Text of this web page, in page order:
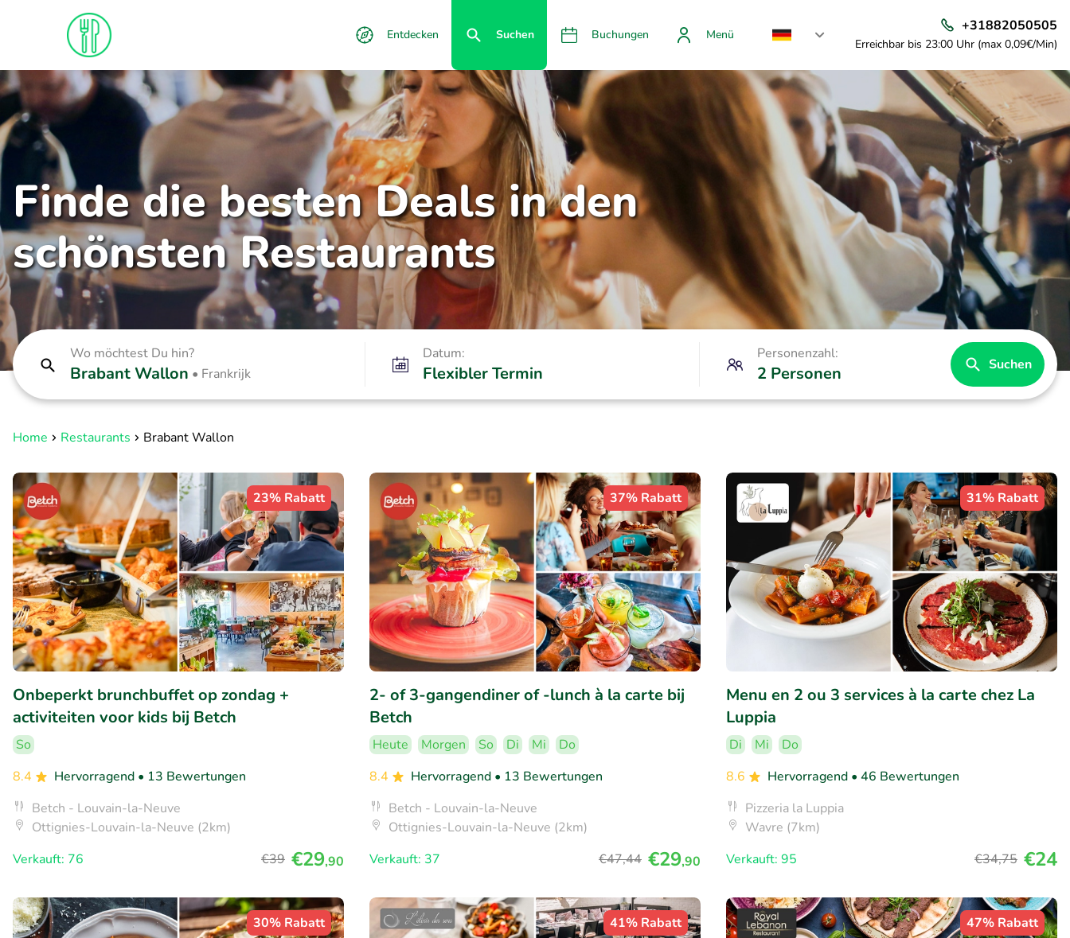
Entdecken Suchen Buchungen Menü
+31882050505
Erreichbar bis 23:00 Uhr (max 0,09€/Min)
Finde die besten Deals in den
schönsten Restaurants
Wo möchtest Du hin?
Brabant Wallon • Frankrijk
Datum:
Flexibler Termin
Personenzahl:
2 Personen Suchen
Home Restaurants Brabant Wallon
23% Rabatt
Onbeperkt brunchbuffet op zondag +
activiteiten voor kids bij Betch
So
8.4
Hervorragend • 13 Bewertungen
Betch - Louvain-la-Neuve
Ottignies-Louvain-la-Neuve (2km)
Verkauft: 76
€39 €29,90
37% Rabatt
2- of 3-gangendiner of -lunch à la carte bij
Betch
Heute Morgen So Di Mi
Do
8.4
Hervorragend • 13 Bewertungen
Betch - Louvain-la-Neuve
Ottignies-Louvain-la-Neuve (2km)
Verkauft: 37
€47,44 €29,90
31% Rabatt
Menu en 2 ou 3 services à la carte chez La
Luppia
Di Mi
Do
8.6
Hervorragend • 46 Bewertungen
Pizzeria la Luppia
Wavre (7km)
Verkauft: 95
€34,75 €24
30% Rabatt 41% Rabatt 47% Rabatt